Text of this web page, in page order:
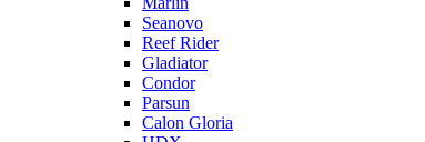
Seanovo
Reef Rider
Gladiator
Condor
Parsun
Calon Gloria